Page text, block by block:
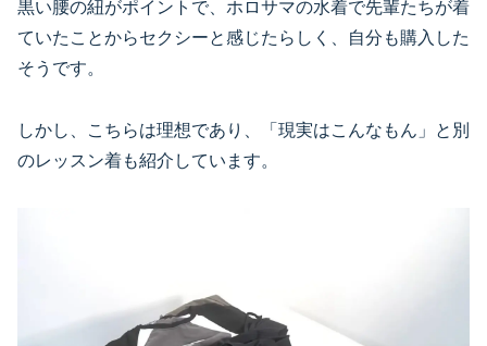
黒い腰の紐がポイントで、ホロサマの水着で先輩たちが着
ていたことからセクシーと感じたらしく、自分も購入した
そうです。
しかし、こちらは理想であり、「現実はこんなもん」と別
のレッスン着も紹介しています。